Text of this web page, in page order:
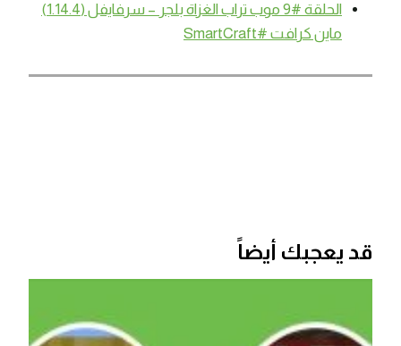
الحلقة #9 موب تراب الغزاة بلجر – سرفايفل (1.14.4)
ماين كرافت #SmartCraft
قد يعجبك أيضاً